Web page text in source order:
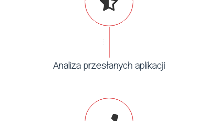
Analiza przesłanych aplikacji